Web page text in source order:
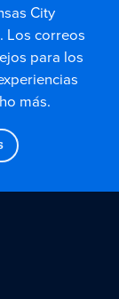
City
Los correos
para los
más.